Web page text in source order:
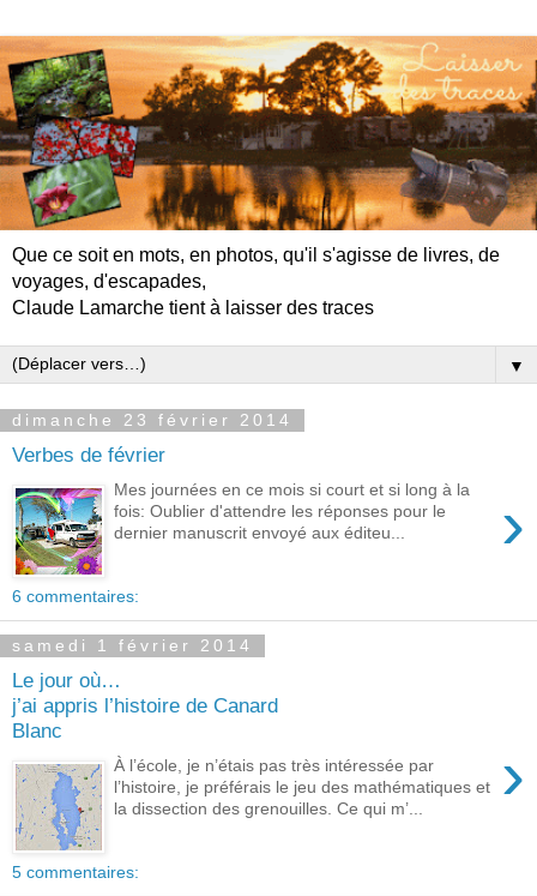
Que ce soit en mots, en photos, qu'il s'agisse de livres, de
voyages, d'escapades,
Claude Lamarche tient à laisser des traces
▼
dimanche 23 février 2014
Verbes de février
›
Mes journées en ce mois si court et si long à la
fois: Oublier d'attendre les réponses pour le
dernier manuscrit envoyé aux éditeu...
6 commentaires:
samedi 1 février 2014
Le jour où…
j’ai appris l’histoire de Canard
Blanc
›
À l’école, je n’étais pas très intéressée par
l’histoire, je préférais le jeu des mathématiques et
la dissection des grenouilles. Ce qui m’...
5 commentaires: